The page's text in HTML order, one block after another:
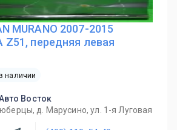
MURANO 2007-2015
Z51, передняя левая
наличии
Восток
д. Марусино, ул. 1-я Луговая